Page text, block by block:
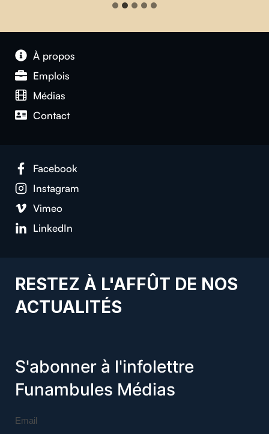
À propos
Emplois
Médias
Contact
Facebook
Instagram
Vimeo
LinkedIn
RESTEZ À L'AFFÛT DE NOS
ACTUALITÉS
S'abonner à l'infolettre
Funambules Médias
Email